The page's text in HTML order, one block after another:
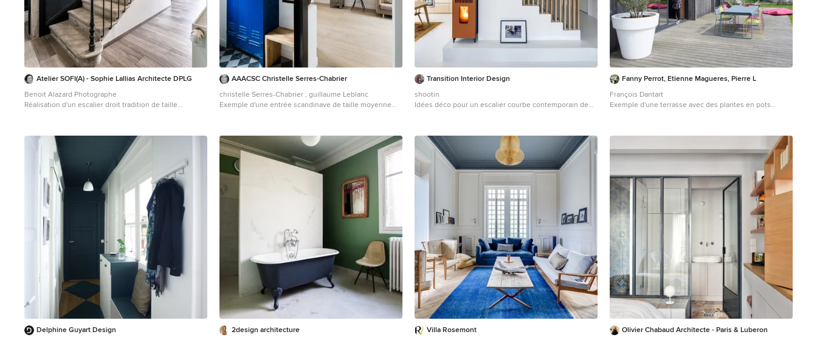
Atelier SOFI(A) - Sophie Lallias Architecte DPLG
Benoit Alazard Photographe
Réalisation d'un escalier droit tradition de taille
AAACSC Christelle Serres-Chabrier
christelle Serres-Chabrier ; guillaume Leblanc
Exemple d'une entrée scandinave de taille moyenne
Transition Interior Design
shootin
Idées déco pour un escalier courbe contemporain de
Fanny Perrot, Etienne Magueres, Pierre L
François Dantart
Exemple d'une terrasse avec des plantes en pots
Delphine Guyart Design
2design architecture
Villa Rosemont
Olivier Chabaud Architecte - Paris & Luberon